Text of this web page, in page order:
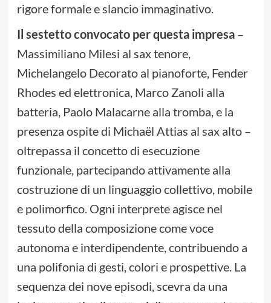
rigore formale e slancio immaginativo.
Il sestetto convocato per questa impresa–
Massimiliano Milesi al sax tenore,
Michelangelo Decorato al pianoforte, Fender
Rhodes ed elettronica, Marco Zanoli alla
batteria, Paolo Malacarne alla tromba, e la
presenza ospite di Michaël Attias al sax alto –
oltrepassa il concetto di esecuzione
funzionale, partecipando attivamente alla
costruzione di un linguaggio collettivo, mobile
e polimorfico. Ogni interprete agisce nel
tessuto della composizione come voce
autonoma e interdipendente, contribuendo a
una polifonia di gesti, colori e prospettive. La
sequenza dei nove episodi, scevra da una